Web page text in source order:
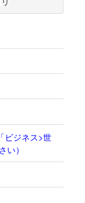
ビジネス>世
い）